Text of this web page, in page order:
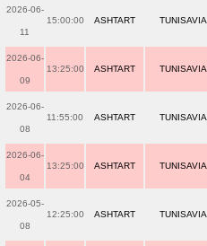
2026-06-
11
15:00:00 ASHTART TUNISAVIA
2026-06-
09
13:25:00 ASHTART TUNISAVIA
2026-06-
08
11:55:00 ASHTART TUNISAVIA
2026-06-
04
13:25:00 ASHTART TUNISAVIA
2026-05-
08
12:25:00 ASHTART TUNISAVIA